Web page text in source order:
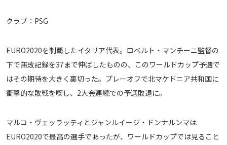
クラブ：PSG
EURO2020を制覇したイタリア代表。ロベルト・マンチーニ監督の
下で無敗記録を37まで伸ばしたものの、このワールドカップ予選で
はその期待を大きく裏切った。プレーオフで北マケドニア共和国に
衝撃的な敗戦を喫し、2大会連続での予選敗退に。
マルコ・ヴェッラッティとジャンルイージ・ドンナルンマは
EURO2020で最高の選手であったが、ワールドカップでは見ること